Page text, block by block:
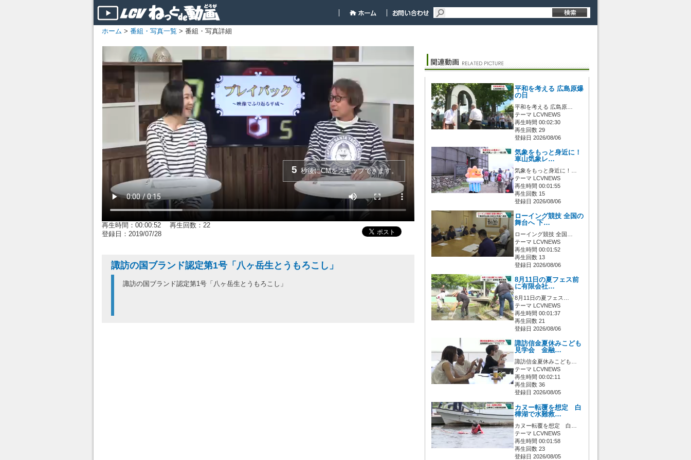
ホーム > 番組・写真一覧 > 番組・写真詳細
5 秒後にCMをスキップできます。
再生時間：00:00:52 再生回数：22
登録日：2019/07/28
諏訪の国ブランド認定第1号「八ヶ岳生とうもろこし」
諏訪の国ブランド認定第1号「八ヶ岳生とうもろこし」
平和を考える 広島原爆
の日
平和を考える 広島原…
テーマ LCVNEWS
再生時間 00:02:30
再生回数 29
登録日 2026/08/06
気象をもっと身近に！
車山気象レ…
気象をもっと身近に！…
テーマ LCVNEWS
再生時間 00:01:55
再生回数 15
登録日 2026/08/06
ローイング競技 全国の
舞台へ 下…
ローイング競技 全国…
テーマ LCVNEWS
再生時間 00:01:52
再生回数 13
登録日 2026/08/06
8月11日の夏フェス前
に有限会社…
8月11日の夏フェス…
テーマ LCVNEWS
再生時間 00:01:37
再生回数 21
登録日 2026/08/06
諏訪信金夏休みこども
見学会 金融…
諏訪信金夏休みこども…
テーマ LCVNEWS
再生時間 00:02:11
再生回数 36
登録日 2026/08/05
カヌー転覆を想定 白
樺湖で水難救…
カヌー転覆を想定 白…
テーマ LCVNEWS
再生時間 00:01:58
再生回数 23
登録日 2026/08/05